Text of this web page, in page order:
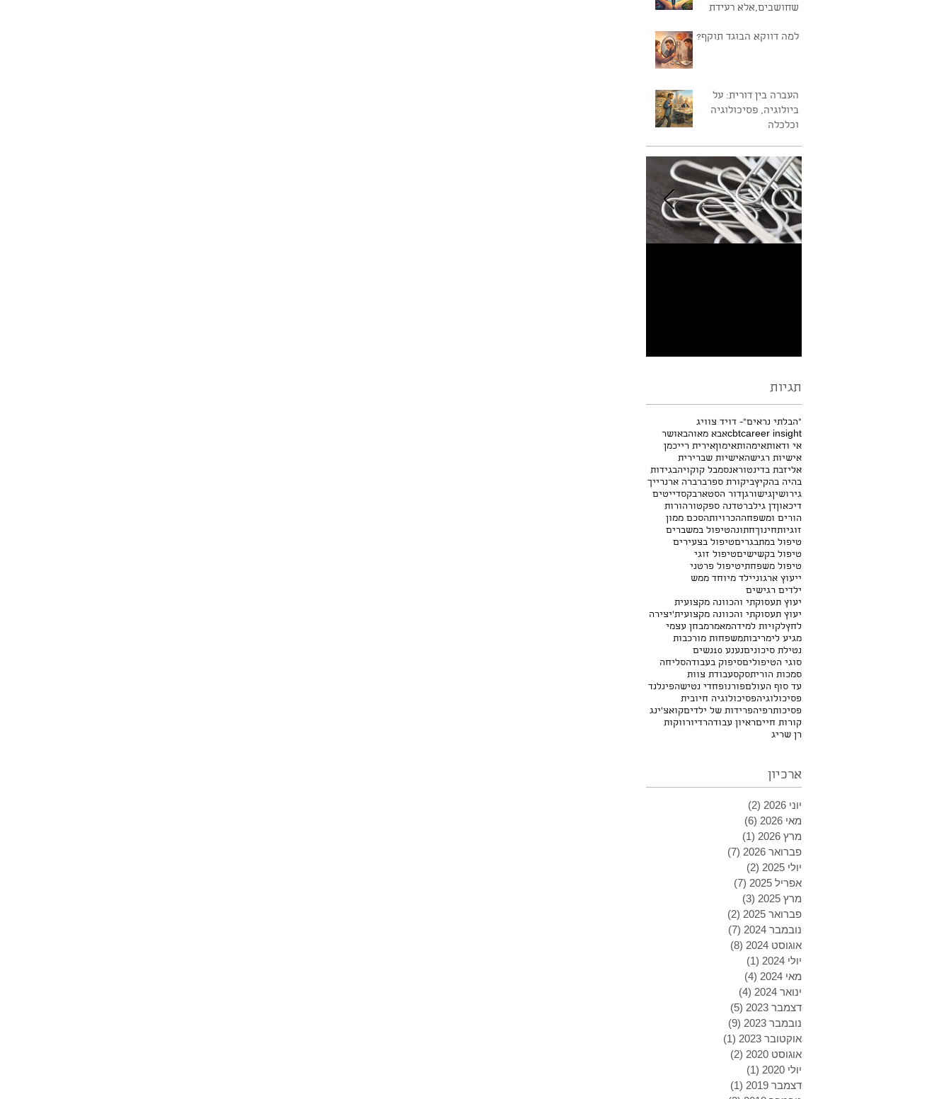
שחושבים,אלא רעידת
למה דווקא הבוגד תוקף?
העברה בין דורית: על
ביולוגיה, פסיכולוגיה
וכלכלה
תגיות
"הבלתי נראים"- דויד צוויג
career insight
cbtאבא מאוהבאושר
אי ודאותאימהותאימוןאירית רייכמן
אישיות רגישהאישיות שברירית
אליזבת בדינטוראנסמבל קוקויהבגידות
בהיה בהקיץביקורת ספרברברה ארנרייך
גירושיןגישורגןדור הסטארבקסדייטים
דיכאוןדן גילברטדנה ספקטורהורות
הורים ומשפחההכרויותהסכם ממון
זוגיותחינוךחתונהטיפול במשברים
טיפול במתבגריםטיפול בצעירים
טיפול בקשישיםטיפול זוגי
טיפול משפחתיטיפול פרטני
ייעוץ ארגוניילד מיוחד ממש
ילדים רגישים
יעוץ תעסוקתי והכוונה מקצועית
יעוץ תעסוקתי והכוונה מקצועית'יצירה
לחץלקויות למידהמאמרמבחן עצמי
מגיע לימריבותמשפחות מורכבות
נטילת סיכוניםנענע 10
נשים
סוגי הטיפוליםסיפוק בעבודהסליחה
סמכות הוריתסקסעבודת צוות
עד סוף העולםפורנופחדי נטישהפינלנד
פסיכולוגיהפסיכולוגיה חיובית
פסיכותרפיהפרידות של ילדיםקואצ'ינג
קורות חייםראיון עבודהרדיורווקות
רן שריג
ארכיון
יוני 2026 (2)
מאי 2026
(6)
מרץ 2026
(1)
פברואר 2026
(7)
יולי 2025
(2)
אפריל 2025
(7)
מרץ 2025
(3)
פברואר 2025
(2)
נובמבר 2024
(7)
אוגוסט 2024
(8)
יולי 2024
(1)
מאי 2024
(4)
ינואר 2024
(4)
דצמבר 2023
(5)
נובמבר 2023
(9)
אוקטובר 2023
(1)
אוגוסט 2020
(2)
יולי 2020
(1)
דצמבר 2019
(1)